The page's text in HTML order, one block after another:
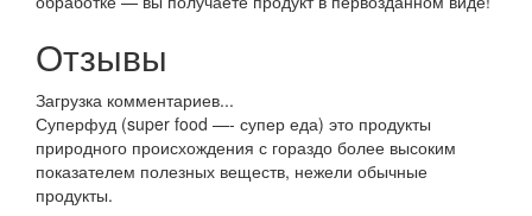
Отзывы
Загрузка комментариев...
Суперфуд (super food —- супер еда) это продукты
природного происхождения с гораздо более высоким
показателем полезных веществ, нежели обычные
продукты.